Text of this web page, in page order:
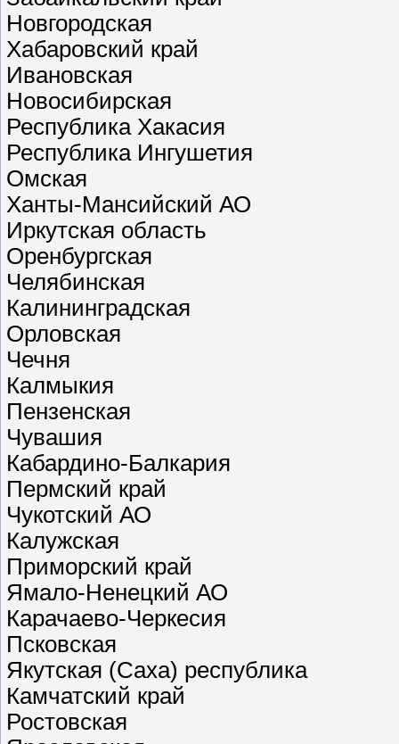
Новгородская
Хабаровский край
Ивановская
Новосибирская
Республика Хакасия
Республика Ингушетия
Омская
Ханты-Мансийский АО
Иркутская область
Оренбургская
Челябинская
Калининградская
Орловская
Чечня
Калмыкия
Пензенская
Чувашия
Кабардино-Балкария
Пермский край
Чукотский АО
Калужская
Приморский край
Ямало-Ненецкий АО
Карачаево-Черкесия
Псковская
Якутская (Саха) республика
Камчатский край
Ростовская